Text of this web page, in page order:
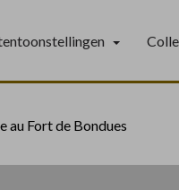
au Fort de Bondues